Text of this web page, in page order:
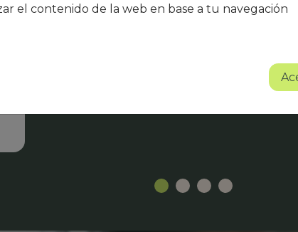
Sin lugar a dudas se trata de un
el contenido de la web en base a tu navegación